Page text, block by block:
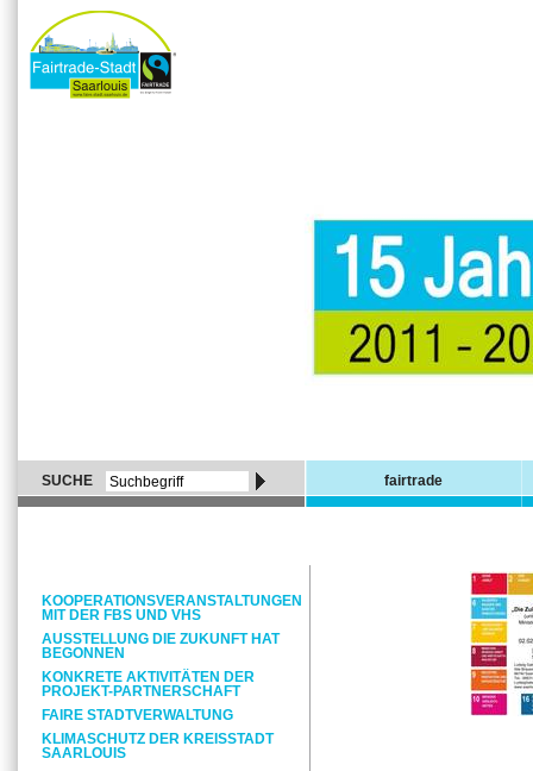
SUCHE fairtrade
KOOPERATIONSVERANSTALTUNGEN
MIT DER FBS UND VHS
AUSSTELLUNG DIE ZUKUNFT HAT
BEGONNEN
KONKRETE AKTIVITÄTEN DER
PROJEKT-PARTNERSCHAFT
FAIRE STADTVERWALTUNG
KLIMASCHUTZ DER KREISSTADT
SAARLOUIS